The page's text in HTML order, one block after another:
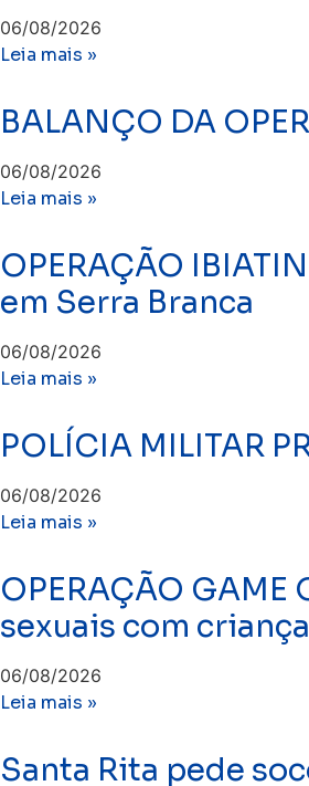
06/08/2026
Leia mais »
BALANÇO DA
06/08/2026
Leia mais »
OPERAÇÃO
em Serra Branca
06/08/2026
Leia mais »
​POLÍCIA MILITAR
06/08/2026
Leia mais »
OPERAÇÃO
sexuais com
06/08/2026
Leia mais »
Santa Rita pede